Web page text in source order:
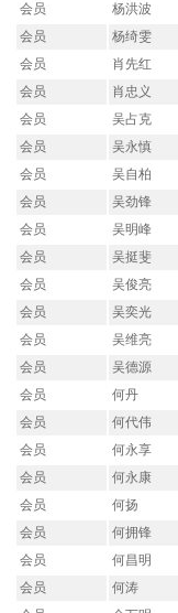
会员
杨洪波
会员
杨绮雯
会员
肖先红
会员
肖忠义
会员
吴占克
会员
吴永慎
会员
吴自柏
会员
吴劲锋
会员
吴明峰
会员
吴挺斐
会员
吴俊亮
会员
吴奕光
会员
吴维亮
会员
吴德源
会员
何丹
会员
何代伟
会员
何永享
会员
何永康
会员
何扬
会员
何拥锋
会员
何昌明
会员
何涛